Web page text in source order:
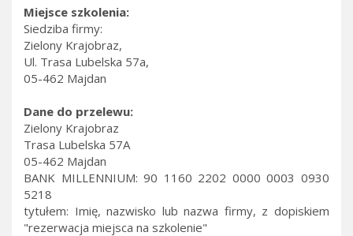
Miejsce szkolenia:
Siedziba firmy:
Zielony Krajobraz,
Ul. Trasa Lubelska 57a,
05-462 Majdan
Dane do przelewu:
Zielony Krajobraz
Trasa Lubelska 57A
05-462 Majdan
BANK MILLENNIUM: 90 1160 2202 0000 0003 0930
5218
tytułem: Imię, nazwisko lub nazwa firmy, z dopiskiem
"rezerwacja miejsca na szkolenie"